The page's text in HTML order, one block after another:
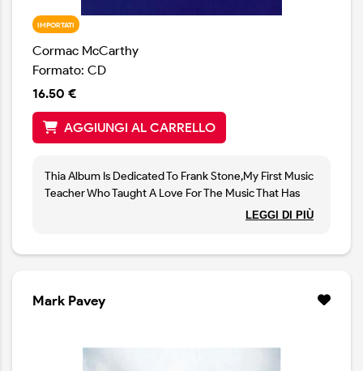
IMPORTATI
Cormac McCarthy
Formato: CD
16.50 €
AGGIUNGI AL CARRELLO
Thia Album Is Dedicated To Frank Stone,My First Music
Teacher Who Taught A Love For The Music That Has
Never Deserted Me Even Though My Technique Often
LEGGI DI PIÙ
Mark Pavey